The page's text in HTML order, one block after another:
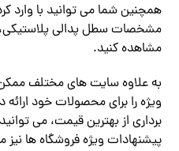
همچنین شما می توانید با وارد
مشخصات سطل پدالی پلاستیکی،
مشاهده کنید.
به علاوه سایت های مختلف
ویژه را برای محصولات خود ارائه
برداری از بهترین قیمت، می
پیشنهادات ویژه فروشگاه ها نیز